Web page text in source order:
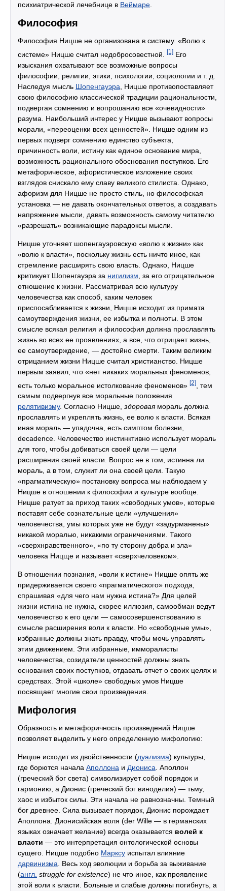
психиатрической лечебнице в Веймаре
Философия
Философия Ницше не организована в систему. «Волю к
системе» Ницше считал недобросовестной.
[1] Его
изыскания охватывают все возможные вопросы
философии, религии, этики, психологии, социологии и т. д.
Наследуя мысль Шопенгауэра , Ницше противопоставляет
свою философию классической традиции рациональности,
подвергая сомнению и вопрошанию все «очевидности»
разума. Наибольший интерес у Ницше вызывают вопросы
морали, «переоценки всех ценностей». Ницше одним из
первых подверг сомнению единство субъекта,
причинность воли, истину как единое основание мира,
возможность рационального обоснования поступков. Его
метафорическое, афористическое изложение своих
взглядов снискало ему славу великого стилиста. Однако,
афоризм для Ницше не просто стиль, но философская
установка — не давать окончательных ответов, а создавать
напряжение мысли, давать возможность самому читателю
«разрешать» возникающие парадоксы мысли.
Ницше уточняет шопенгауэровскую «волю к жизни» как
«волю к власти», поскольку жизнь есть ничто иное, как
стремление расширять свою власть. Однако, Ницше
критикует Шопенгауэра за нигилизм , за его отрицательное
отношение к жизни. Рассматривая всю культуру
человечества как способ, каким человек
приспосабливается к жизни, Ницше исходит из примата
самоутверждения жизни, ее избытка и полноты. В этом
смысле всякая религия и философия должна прославлять
жизнь во всех ее проявлениях, а все, что отрицает жизнь,
ее самоутверждение, — достойно смерти. Таким великим
отрицанием жизни Ницше считал христианство. Ницше
первым заявил, что «нет никаких моральных феноменов,
есть только моральное истолкование феноменов» [2]
, тем
самым подвергнув все моральные положения
релятивизму. Согласно Ницше, здороваямораль должна
прославлять и укреплять жизнь, ее волю к власти. Всякая
иная мораль — упадочна, есть симптом болезни,
decadence. Человечество инстинктивно использует мораль
для того, чтобы добиваться своей цели — цели
расширения своей власти. Вопрос не в том, истинна ли
мораль, а в том, служит ли она своей цели. Такую
«прагматическую» постановку вопроса мы наблюдаем у
Ницше в отношении к философии и культуре вообще.
Ницше ратует за приход таких «свободных умов», которые
поставят себе сознательные цели «улучшения»
человечества, умы которых уже не будут «задурманены»
никакой моралью, никакими ограничениями. Такого
«сверхнравственного», «по ту сторону добра и зла»
человека Ницще и называет «сверхчеловеком».
В отношении познания, «воли к истине» Ницше опять же
придерживается своего «прагматического» подхода,
спрашивая «для чего нам нужна истина?» Для целей
жизни истина не нужна, скорее иллюзия, самообман ведут
человечество к его цели — самосовершенствованию в
смысле расширения воли к власти. Но «свободные умы»,
избранные должны знать правду, чтобы мочь управлять
этим движением. Эти избранные, имморалисты
человечества, созидатели ценностей должны знать
основания своих поступков, отдавать отчет о своих целях и
средствах. Этой «школе» свободных умов Ницше
посвящает многие свои произведения.
Мифология
Образность и метафоричность произведений Ницше
позволяет выделить у него определенную мифологию:
Ницше исходит из двойственности (дуализма) культуры,
где борются начала Аполлона и Диониса. Аполлон
(греческий бог света) символизирует собой порядок и
гармонию, а Дионис (греческий бог виноделия) — тьму,
хаос и избыток силы. Эти начала не равнозначны. Темный
бог древнее. Сила вызывает порядок, Дионис порождает
Аполлона. Дионисийская воля (der Wille — в германских
языках означает желание) всегда оказывается волей к
власти — это интерпретация онтологической основы
сущего. Ницше подобно Марксу испытал влияние
дарвинизма. Весь ход эволюции и борьба за выживание
(англ. struggle for existence) не что иное, как проявление
этой воли к власти. Больные и слабые должны погибнуть, а